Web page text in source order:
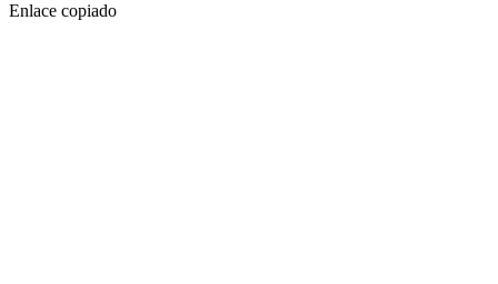
Enlace copiado